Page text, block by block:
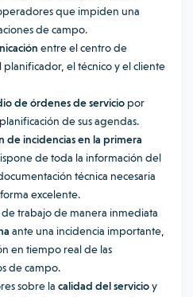
que impiden una
de campo.
entre el centro de
el técnico y el cliente
de órdenes de servicio por
de sus agendas.
de incidencias en la primera
de toda la información del
técnica necesaria
excelente.
trabajo de manera inmediata
ante una incidencia importante,
en tiempo real de las
de campo.
sobre la calidad del servicioy